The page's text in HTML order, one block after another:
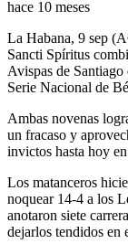
hace 10 meses
La Habana, 9 sep
Sancti Spíritus
Avispas de Santiago
Serie Nacional de
Ambas novenas
un fracaso y
invictos hasta hoy
Los matanceros
noquear 14-4 a los
anotaron siete
dejarlos tendidos en